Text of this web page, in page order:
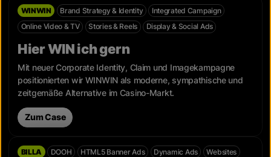
WINWIN Brand Strategy & Identity
Integrated Campaign
Online Video & TV
Stories & Reels Display & Social Ads
Hier WIN ich gern
Mit neuer Corporate Identity, Claim und Imagekampagne
positionierten wir WINWIN als moderne, sympathische und
zeitgemäße Alternative im Casino-Markt.
Zum Case
BILLA DOOH HTML5 Banner Ads Dynamic Ads Websites